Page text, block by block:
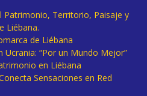
Patrimonio, Territorio, Paisaje y
Liébana.
de Liébana
Ucrania: “Por un Mundo Mejor”
en Liébana
Sensaciones en Red